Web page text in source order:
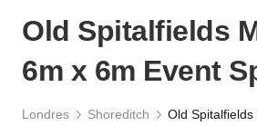
Old Spitalfields
6m x 6m Event
Londres Shoreditch